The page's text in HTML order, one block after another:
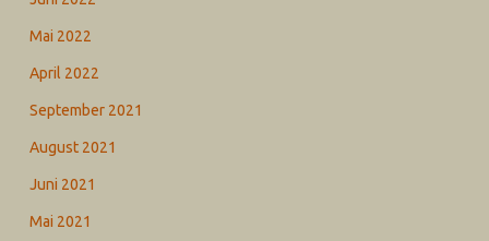
Mai 2022
April 2022
September 2021
August 2021
Juni 2021
Mai 2021